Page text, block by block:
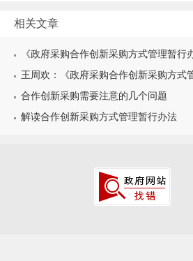
相关文章
《政府采购合作创新采购方式管理暂行
王周欢：《政府采购合作创新采购方式
合作创新采购需要注意的几个问题
解读合作创新采购方式管理暂行办法